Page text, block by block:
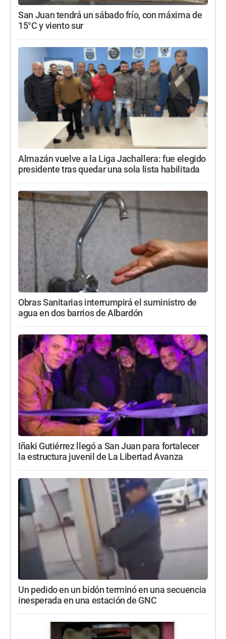
San Juan tendrá un sábado frío, con máxima de
15°C y viento sur
Almazán vuelve a la Liga Jachallera: fue elegido
presidente tras quedar una sola lista habilitada
Obras Sanitarias interrumpirá el suministro de
agua en dos barrios de Albardón
Iñaki Gutiérrez llegó a San Juan para fortalecer
la estructura juvenil de La Libertad Avanza
Un pedido en un bidón terminó en una secuencia
inesperada en una estación de GNC